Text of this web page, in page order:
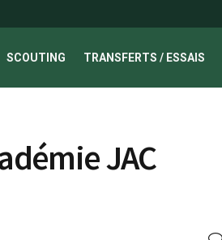
SCOUTING TRANSFERTS / ESSAIS
JAC